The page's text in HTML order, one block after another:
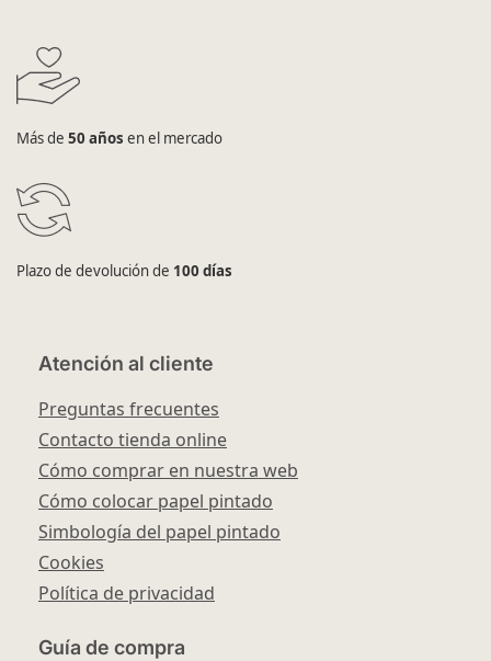
Más de 50 años en el mercado
Plazo de devolución de 100 días
Atención al cliente
Preguntas frecuentes
Contacto tienda online
Cómo comprar en nuestra web
Cómo colocar papel pintado
Simbología del papel pintado
Cookies
Política de privacidad
Guía de compra